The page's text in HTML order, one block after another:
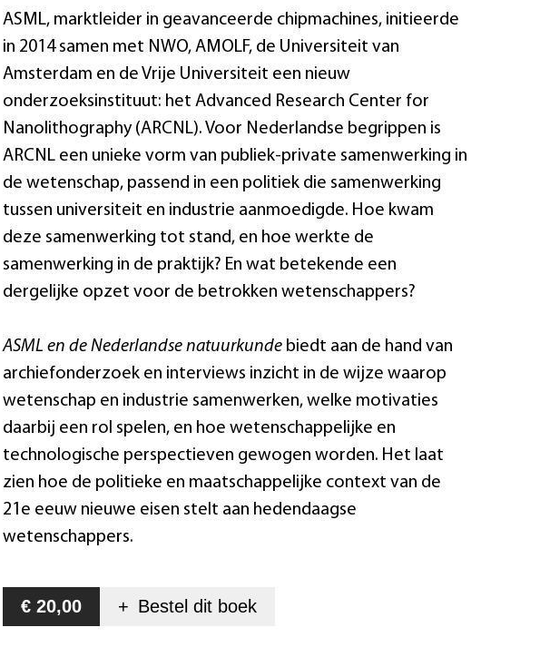
ASML, marktleider in geavanceerde chipmachines, initieerde
in 2014 samen met NWO, AMOLF, de Universiteit van
Amsterdam en de Vrije Universiteit een nieuw
onderzoeksinstituut: het Advanced Research Center for
Nanolithography (ARCNL). Voor Nederlandse begrippen is
ARCNL een unieke vorm van publiek-private samenwerking in
de wetenschap, passend in een politiek die samenwerking
tussen universiteit en industrie aanmoedigde. Hoe kwam
deze samenwerking tot stand, en hoe werkte de
samenwerking in de praktijk? En wat betekende een
dergelijke opzet voor de betrokken wetenschappers?
ASML en de Nederlandse natuurkunde biedt aan de hand van
archiefonderzoek en interviews inzicht in de wijze waarop
wetenschap en industrie samenwerken, welke motivaties
daarbij een rol spelen, en hoe wetenschappelijke en
technologische perspectieven gewogen worden. Het laat
zien hoe de politieke en maatschappelijke context van de
21e eeuw nieuwe eisen stelt aan hedendaagse
wetenschappers.
€ 20,00 + Bestel dit boek